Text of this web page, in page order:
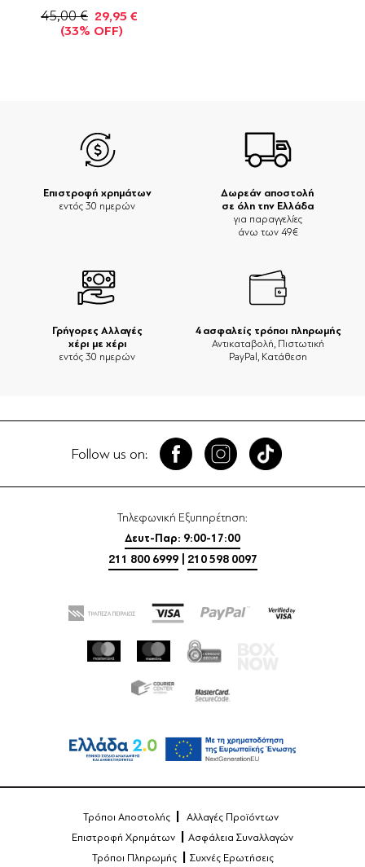
45,00 € 29,95 €
(33% OFF)
Δωρεάν αποστολή
σε όλη την Ελλάδα
για παραγγελίες
άνω των 49€
Επιστροφή χρημάτων
εντός 30 ημερών
Γρήγορες Αλλαγές
χέρι με χέρι
εντός 30 ημερών
4 ασφαλείς τρόποι πληρωμής
Αντικαταβολή, Πιστωτική
PayPal, Κατάθεση
Follow us on:
Τηλεφωνική Εξυπηρέτηση:
Δευτ-Παρ: 9:00-17:00
211 800 6999
210 598 0097
Τρόποι Αποστολής
Αλλαγές Προϊόντων
Επιστροφή Χρημάτων
Ασφάλεια Συναλλαγών
Τρόποι Πληρωμής
Συχνές Ερωτήσεις